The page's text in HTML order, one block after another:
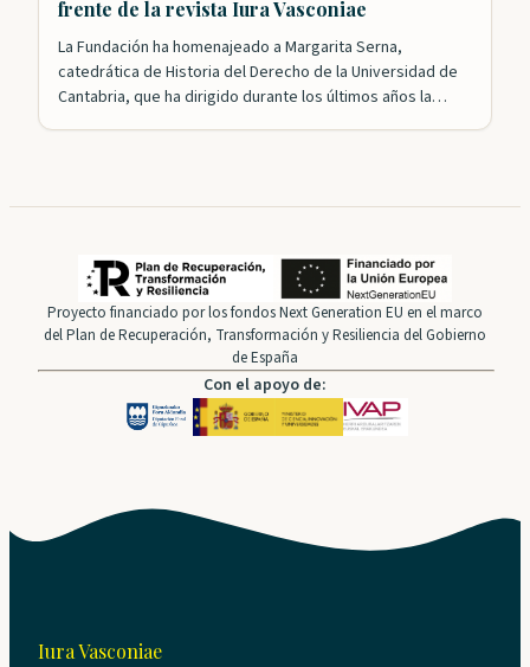
frente de la revista Iura Vasconiae
La Fundación ha homenajeado a Margarita Serna,
catedrática de Historia del Derecho de la Universidad de
Cantabria, que ha dirigido durante los últimos años la
Proyecto financiado por los fondos Next Generation EU en el marco
del Plan de Recuperación, Transformación y Resiliencia del Gobierno
de España
Con el apoyo de:
Iura Vasconiae